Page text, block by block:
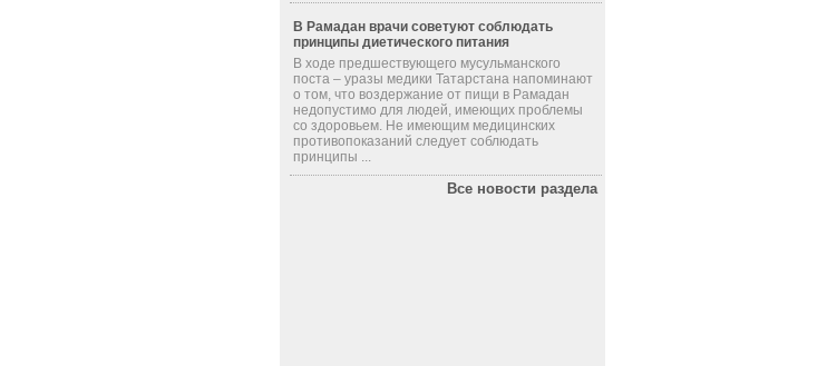
В Рамадан врачи советуют соблюдать
принципы диетического питания
В ходе предшествующего мусульманского
поста – уразы медики Татарстана напоминают
о том, что воздержание от пищи в Рамадан
недопустимо для людей, имеющих проблемы
со здоровьем. Не имеющим медицинских
противопоказаний следует соблюдать
принципы ...
Все новости раздела